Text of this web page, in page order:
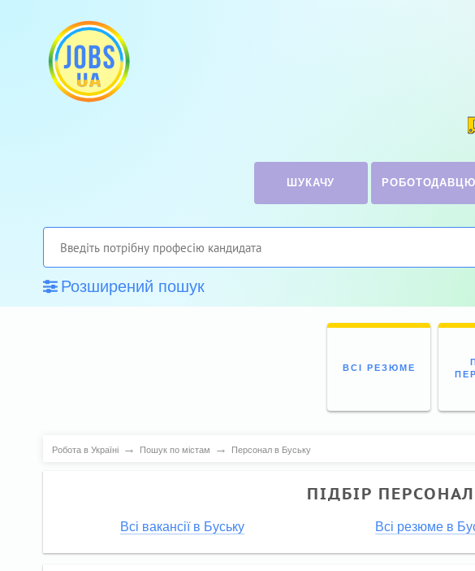
ШУКАЧУ РОБОТОДАВЦЮ
Розширений пошук
ВСІ РЕЗЮМЕ
Робота в Україні → Пошук по містам → Персонал в Буську
ПІДБІР
Всі вакансії в Буську Всі резюме в